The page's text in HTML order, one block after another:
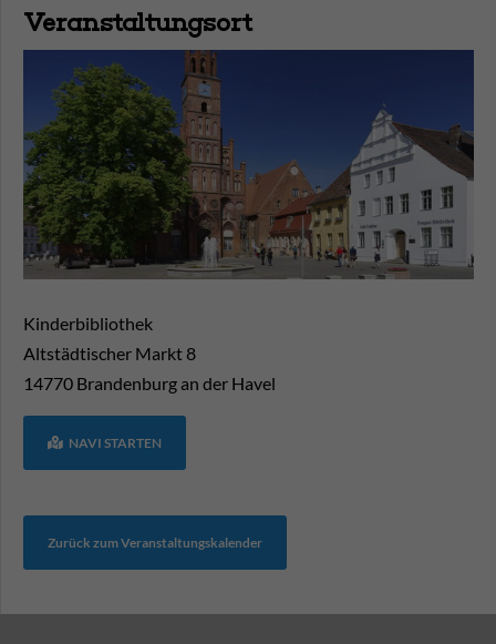
Veranstaltungsort
Kinderbibliothek
Altstädtischer Markt 8
14770 Brandenburg an der Havel
NAVI STARTEN
Zurück zum Veranstaltungskalender